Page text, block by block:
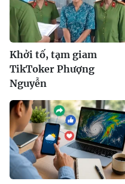
Khởi tố, tạm giam
TikToker Phượng
Nguyễn